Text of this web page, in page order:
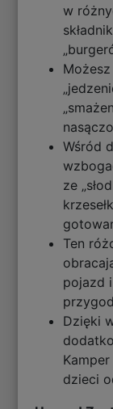
w
Wśród
ze
Ten
pojazd
Dzięki
dzieci